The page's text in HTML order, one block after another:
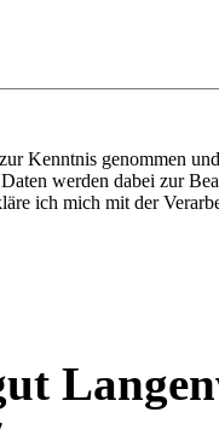
zur Kenntnis genommen
werden dabei zur
ich mich mit der